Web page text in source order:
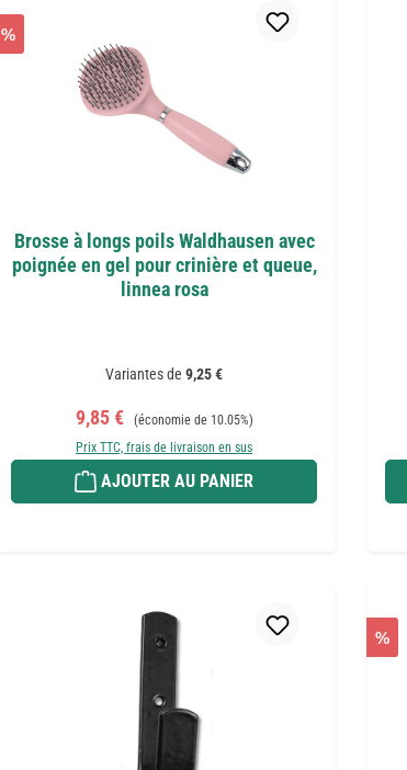
%
Brosse à longs poils Waldhausen avec
poignée en gel pour crinière et queue,
linnea rosa
Variantes de 9,25 €
Prix de vente :
9,85 € Prix régulier :
(économie de 10.05%)
Prix TTC, frais de livraison en sus
AJOUTER AU PANIER
%